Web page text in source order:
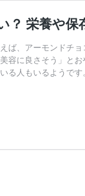
？ 栄養や保
ば、アーモンドチ
容に良さそう」と
る人もいるようで